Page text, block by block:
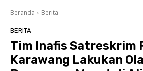
Beranda Berita
BERITA
Tim Inafis Satreskrim
Karawang Lakukan